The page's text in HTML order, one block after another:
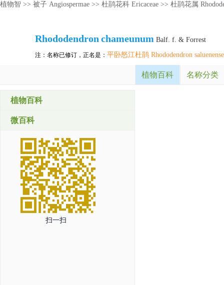
植物智 >> 被子 Angiospermae >> 杜鹃花科 Ericaceae >> 杜鹃花属
Rhododendron chameunum Balf. f. & Forrest
注：名称已修订，正名是： 平卧怒江杜鹃 Rhododendron
植物百科 名称分类
植物百科
微百科
扫一扫